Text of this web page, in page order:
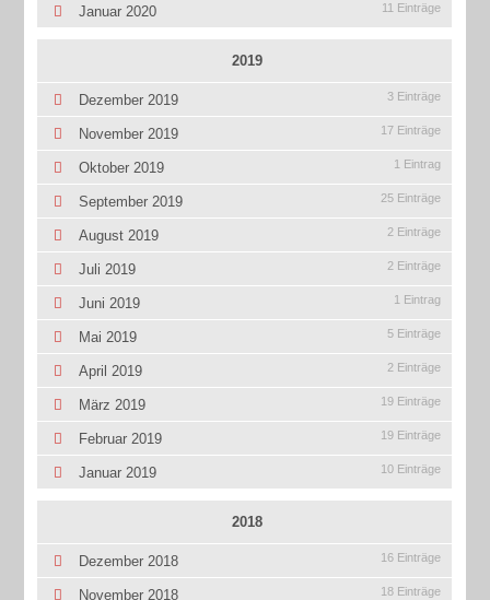
Januar 2020 11 Einträge
2019
Dezember 2019 3 Einträge
November 2019 17 Einträge
Oktober 2019 1 Eintrag
September 2019 25 Einträge
August 2019 2 Einträge
Juli 2019 2 Einträge
Juni 2019 1 Eintrag
Mai 2019 5 Einträge
April 2019 2 Einträge
März 2019 19 Einträge
Februar 2019 19 Einträge
Januar 2019 10 Einträge
2018
Dezember 2018 16 Einträge
November 2018 18 Einträge